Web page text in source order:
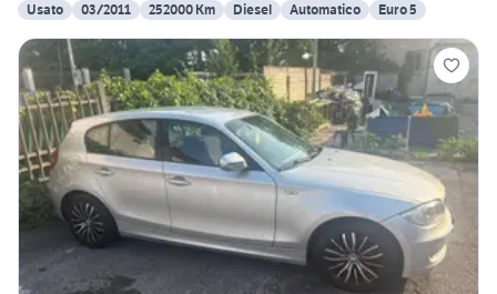
Usato
03/2011 252000 Km Diesel Automatico Euro 5